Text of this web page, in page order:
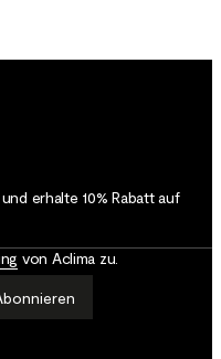
erhalte 10% Rabatt auf
von Aclima zu.